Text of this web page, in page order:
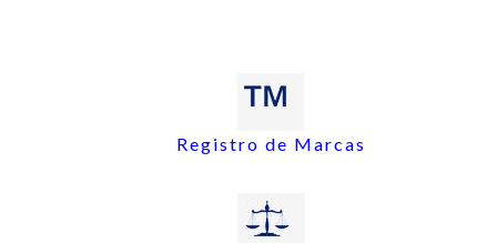
Registro de Marcas